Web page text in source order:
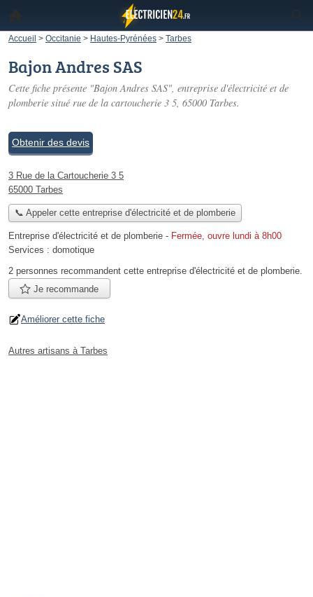
Accueil > Occitanie > Hautes-Pyrénées > Tarbes
Bajon Andres SAS
Cette fiche présente "Bajon Andres SAS", entreprise d'électricité et de
plomberie situé rue de la cartoucherie 3 5, 65000 Tarbes.
Obtenir des devis
3 Rue de la Cartoucherie 3 5
65000 Tarbes
📞 Appeler cette entreprise d'électricité et de plomberie
Entreprise d'électricité et de plomberie - Fermée, ouvre lundi à 8h00
Services : domotique
2 personnes recommandent cette entreprise d'électricité et de plomberie.
Je recommande
Améliorer cette fiche
Autres artisans à Tarbes